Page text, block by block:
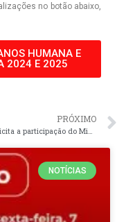
no botão abaixo,
HUMANA E
2024 E 2025
PRÓXIMO
NOTÍCIAS